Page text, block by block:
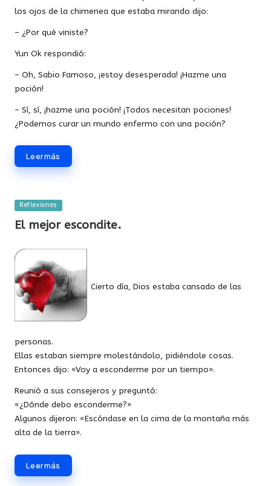
los ojos de la chimenea que estaba mirando dijo:
– ¿Por qué viniste?
Yun Ok respondió:
– Oh, Sabio Famoso, ¡estoy desesperada! ¡Hazme una
poción!
– Sí, sí, ¡hazme una poción! ¡Todos necesitan pociones!
¿Podemos curar un mundo enfermo con una poción?
Leer más
Publicada
Reflexiones
El mejor escondite.
Cierto día, Dios estaba cansado de las
personas.
Ellas estaban siempre molestándolo, pidiéndole cosas.
Entonces dijo: «Voy a esconderme por un tiempo».
Reunió a sus consejeros y preguntó:
«¿Dónde debo esconderme?»
Algunos dijeron: «Escóndase en la cima de la montaña más
alta de la tierra».
Leer más